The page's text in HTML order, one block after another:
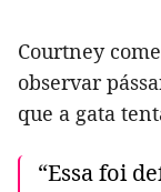
Courtney
observar
que a gata
“Essa foi